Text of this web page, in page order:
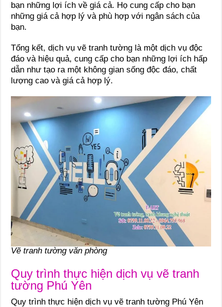
bạn những lợi ích về giá cả. Họ cung cấp cho bạn
những giá cả hợp lý và phù hợp với ngân sách của
bạn.
Tổng kết, dịch vụ vẽ tranh tường là một dịch vụ độc
đáo và hiệu quả, cung cấp cho bạn những lợi ích hấp
dẫn như tạo ra một không gian sống độc đáo, chất
lượng cao và giá cả hợp lý.
Vẽ tranh tường văn phòng
Quy trình thực hiện dịch vụ vẽ tranh
tường Phú Yên
Quy trình thực hiện dịch vụ vẽ tranh tường Phú Yên